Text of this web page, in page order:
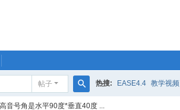
帖子
搜
热搜: EASE4.4 教学视频
音号角是水平90度*垂直40度 ...